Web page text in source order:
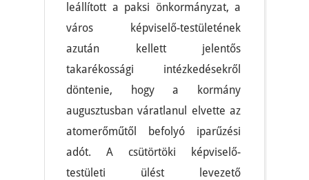
leállított a paksi önkormányzat, a
város képviselő-testületének
azután kellett jelentős
takarékossági intézkedésekről
döntenie, hogy a kormány
augusztusban váratlanul elvette az
atomerőműtől befolyó iparűzési
adót. A csütörtöki képviselő-
testületi ülést levezető